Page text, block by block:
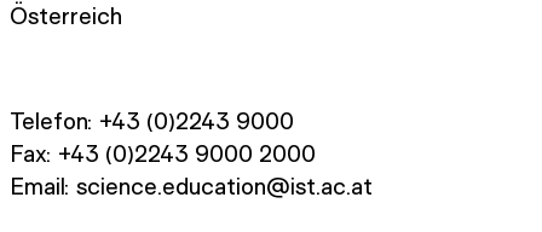
Österreich
Telefon: +43 (0)2243 9000
Fax: +43 (0)2243 9000 2000
Email: science.education@ist.ac.at